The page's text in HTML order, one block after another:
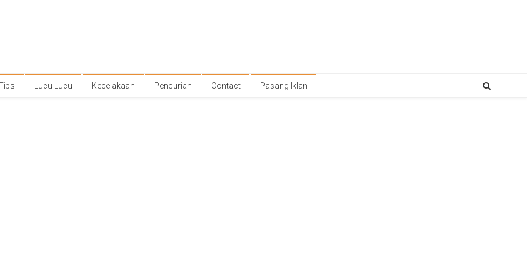
Lucu Lucu Kecelakaan Pencurian Contact Pasang Iklan